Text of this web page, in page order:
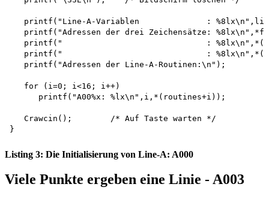
printf("Line-A-Variablen              :
printf("Adressen der drei Zeichensätze:
printf("                              :
printf("                              :
   printf("Adressen der Line-A-Routinen:\n");
   for (i=0; i<16; i++)
      printf("A00%x: %lx\n",i,*(routines+i));
   Crawcin();        /* Auf Taste warten */
Listing 3: Die Initialisierung von Line-A: A000
Viele Punkte ergeben eine Linie - A003